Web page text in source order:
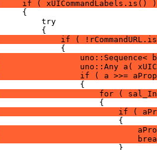
if ( xUICommandLabels.is() )
if (
uno::Sequence<
uno::Any a(
if ( a >>=
for (
if (